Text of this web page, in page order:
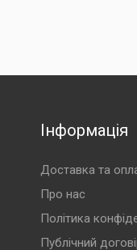
Інформація
Доставка та
Про нас
Політика
Публічний